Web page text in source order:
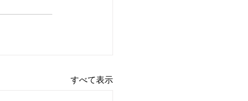
すべて表示